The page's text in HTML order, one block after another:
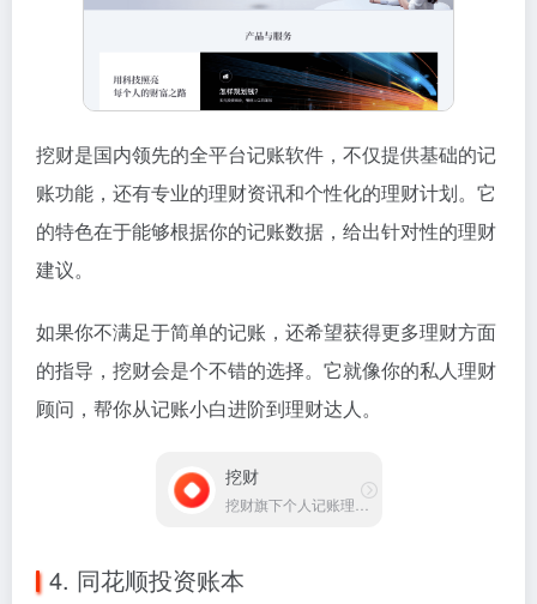
挖财是国内领先的全平台记账软件，不仅提供基础的记
账功能，还有专业的理财资讯和个性化的理财计划。它
的特色在于能够根据你的记账数据，给出针对性的理财
建议。
如果你不满足于简单的记账，还希望获得更多理财方面
的指导，挖财会是个不错的选择。它就像你的私人理财
顾问，帮你从记账小白进阶到理财达人。
挖财
挖财旗下个人记账理财工具
4. 同花顺投资账本